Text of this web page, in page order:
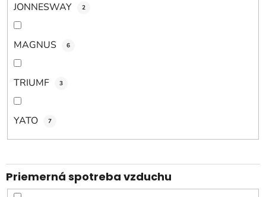
JONNESWAY 2
MAGNUS 6
TRIUMF 3
YATO 7
Priemerná spotreba vzduchu